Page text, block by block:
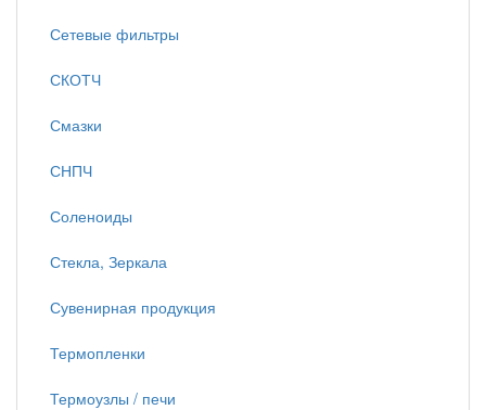
Сетевые фильтры
СКОТЧ
Смазки
СНПЧ
Соленоиды
Стекла, Зеркала
Сувенирная продукция
Термопленки
Термоузлы / печи